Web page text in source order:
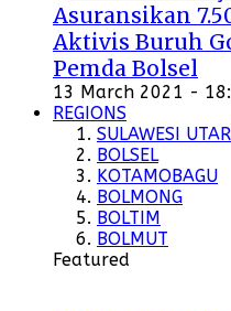
Asuransikan
Aktivis Buruh
Pemda Bolsel
13 March 2021 -
REGIONS
SULAWESI
BOLSEL
KOTAMOBAGU
BOLMONG
BOLTIM
BOLMUT
Featured